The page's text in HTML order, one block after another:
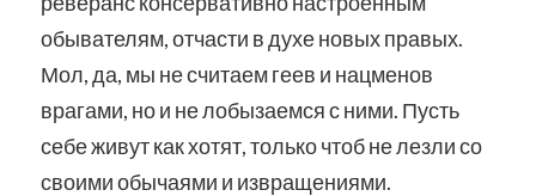
обывателям, отчасти в духе новых правых.
Мол, да, мы не считаем геев и нацменов
врагами, но и не лобызаемся с ними. Пусть
себе живут как хотят, только чтоб не лезли со
своими обычаями и извращениями.